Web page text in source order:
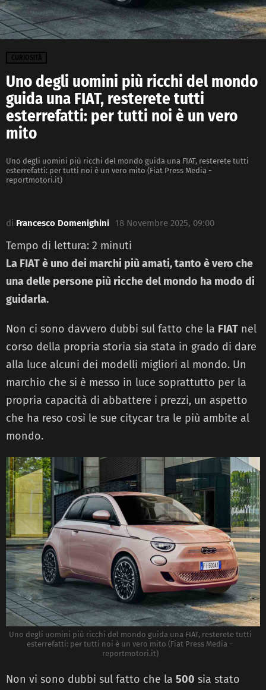
CURIOSITÀ
Uno degli uomini più ricchi del mondo
guida una FIAT, resterete tutti
esterrefatti: per tutti noi è un vero
mito
Uno degli uomini più ricchi del mondo guida una FIAT, resterete tutti
esterrefatti: per tutti noi è un vero mito (Fiat Press Media -
reportmotori.it)
di Francesco Domenighini 18 Novembre 2025, 09:00
Tempo di lettura: 2 minuti
La FIAT è uno dei marchi più amati, tanto è vero che
una delle persone più ricche del mondo ha modo di
guidarla.
Non ci sono davvero dubbi sul fatto che la FIAT nel
corso della propria storia sia stata in grado di dare
alla luce alcuni dei modelli migliori al mondo. Un
marchio che si è messo in luce soprattutto per la
propria capacità di abbattere i prezzi, un aspetto
che ha reso così le sue citycar tra le più ambite al
mondo.
Uno degli uomini più ricchi del mondo guida una FIAT, resterete tutti
esterrefatti: per tutti noi è un vero mito (Fiat Press Media –
reportmotori.it)
Non vi sono dubbi sul fatto che la 500 sia stato